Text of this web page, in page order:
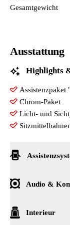
Gesamtgewicht
Ausstattung
Highlights
Chrom-Paket
Licht- und
Elektronisches
Audio &
6 Lautsprecher
Interieur